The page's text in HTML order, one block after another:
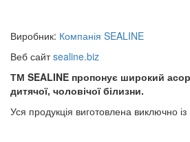
Виробник: Компанія SEALINE
Веб сайтsealine.biz
ТМ SEALINE пропонує широкий
дитячої, чоловічої білизни.
Уся продукція виготовлена виключно із